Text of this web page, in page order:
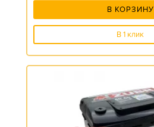
В КОРЗИНУ
В 1 клик